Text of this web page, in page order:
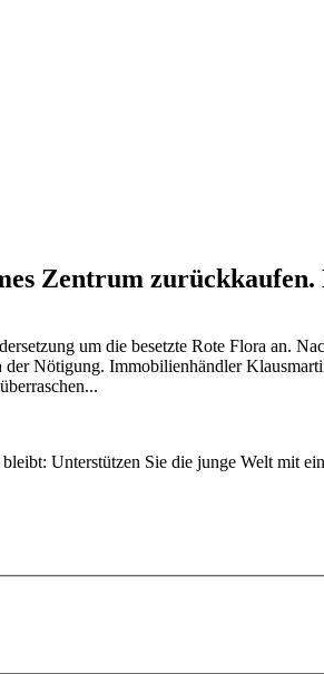
Zentrum
um die besetzte Rote Flora an.
Nötigung. Immobilienhändler
Unterstützen Sie die junge Welt mit